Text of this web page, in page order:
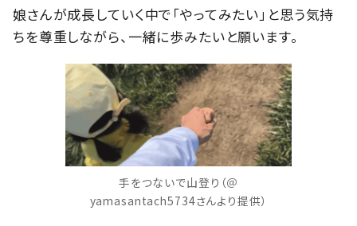
娘さんが成長していく中で「やってみたい」と思う気持
ちを尊重しながら、一緒に歩みたいと願います。
手をつないで山登り（＠
yamasantach5734さんより提供）